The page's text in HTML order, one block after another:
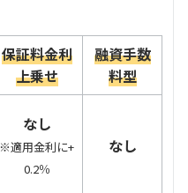
保証料金利
上乗せ
融資手数
料型
なし
※適用金利に+
0.2％
なし